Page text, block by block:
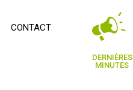
CONTACT
DERNIÈRES
MINUTES